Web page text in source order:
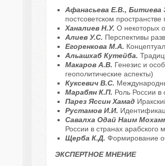
Афанасьева Е.В., Битиева
постсоветском
Ханалиев Н.У. О некоторых
Алиев У.С. Перспективы
Егоренкова М.А.
Альашхаб Кутейба.
Макаров А.В. Генезис и
геополитические аспекты)
Куксевич В.С.
Марабян К.П. Роль России в
Парез Яссин Хамад
Рустамов И.И.
Савалха Одай Наим
России в странах арабского
Щерба К.Д. Формирование
ЭКСПЕРТНОЕ МНЕНИЕ